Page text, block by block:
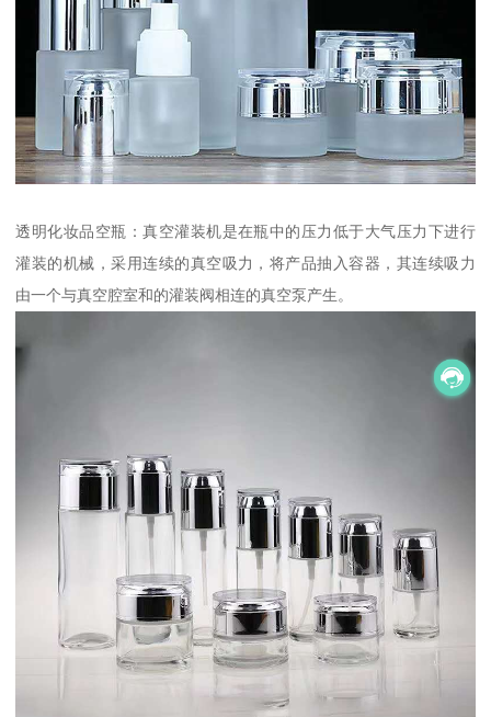
透明化妆品空瓶：真空灌装机是在瓶中的压力低于大气压力下进行
灌装的机械，采用连续的真空吸力，将产品抽入容器，其连续吸力
由一个与真空腔室和的灌装阀相连的真空泵产生。